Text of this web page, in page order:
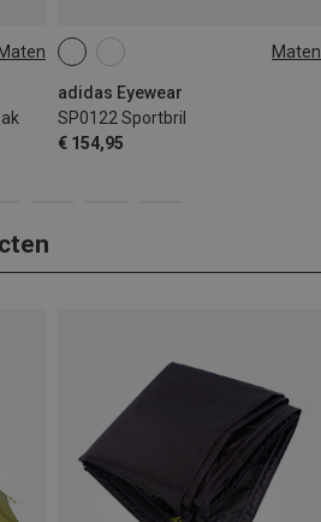
Maten Maten
adidas Eyewear
SP0122 Sportbril
€ 154,95
ONE SIZE